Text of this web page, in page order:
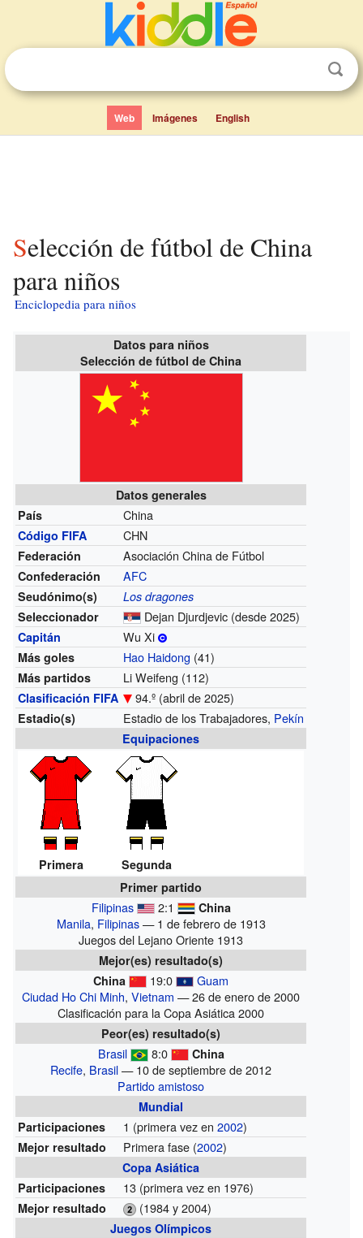
Web Imágenes English
Selección de fútbol de China
para niños
Enciclopedia para niños
Datos para niños
Selección de fútbol de China
Datos generales
País
China
Código FIFA CHN
Federación Asociación China de Fútbol
Confederación AFC
Seudónimo(s)
Los dragones
Seleccionador
Dejan Djurdjevic (desde 2025)
Capitán Wu Xi
Más goles Hao Haidong (41)
Más partidos Li Weifeng (112)
Clasificación FIFA 94.º (abril de 2025)
Estadio(s) Estadio de los Trabajadores, Pekín
Equipaciones
Primera
Segunda
Primer partido
Filipinas 2:1 China
Manila, Filipinas— 1 de febrero de 1913
Juegos del Lejano Oriente 1913
Mejor(es) resultado(s)
China
19:0
Guam
Ciudad Ho Chi Minh,Vietnam — 26 de enero de 2000
Clasificación para la Copa Asiática 2000
Peor(es) resultado(s)
Brasil 8:0 China
Recife, Brasil— 10 de septiembre de 2012
Partido amistoso
Mundial
Participaciones
1 (primera vez en2002)
Mejor resultado Primera fase (2002)
Copa Asiática
Participaciones
13 (primera vez en 1976)
Mejor resultado (1984 y 2004)
Juegos Olímpicos